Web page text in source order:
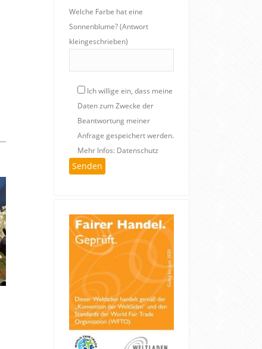
Welche Farbe hat eine
Sonnenblume? (Antwort
kleingeschrieben)
Ich willige ein, dass meine
Daten zum Zwecke der
Beantwortung meiner
Anfrage gespeichert werden.
Mehr Infos: Datenschutz